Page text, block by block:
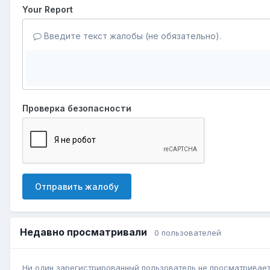
Your Report
Введите текст жалобы (не обязательно).
Проверка безопасности
Отправить жалобу
Недавно просматривали 0 пользователей
Ни один зарегистрированный пользователь не